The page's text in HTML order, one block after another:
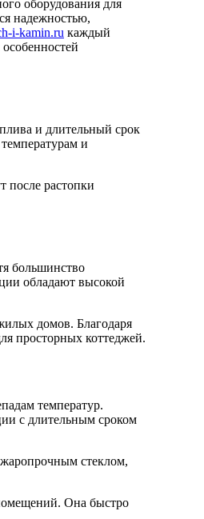
оборудования для
надежностью,
i-kamin.ru каждый
и длительный срок
и
после растопки
большинство
обладают высокой
домов. Благодаря
просторных коттеджей.
температур.
с длительным сроком
стеклом,
Она быстро